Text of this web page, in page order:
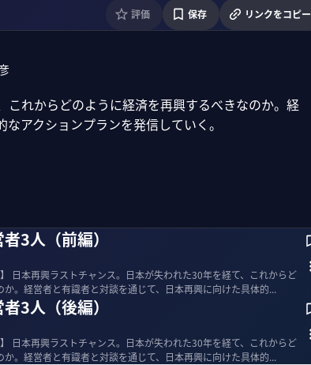
評価 保存 リンクをコピー
れからどのように経済を再興するべきなのか。経
アクションプランを発信していく。
3人（前編）
日本再興ラストチャンス。日本が失われた30年を経て、これからど
。経営者と有識者と対談を通じて、日本再興に向けた具体的...
3人（後編）
日本再興ラストチャンス。日本が失われた30年を経て、これからど
。経営者と有識者と対談を通じて、日本再興に向けた具体的...